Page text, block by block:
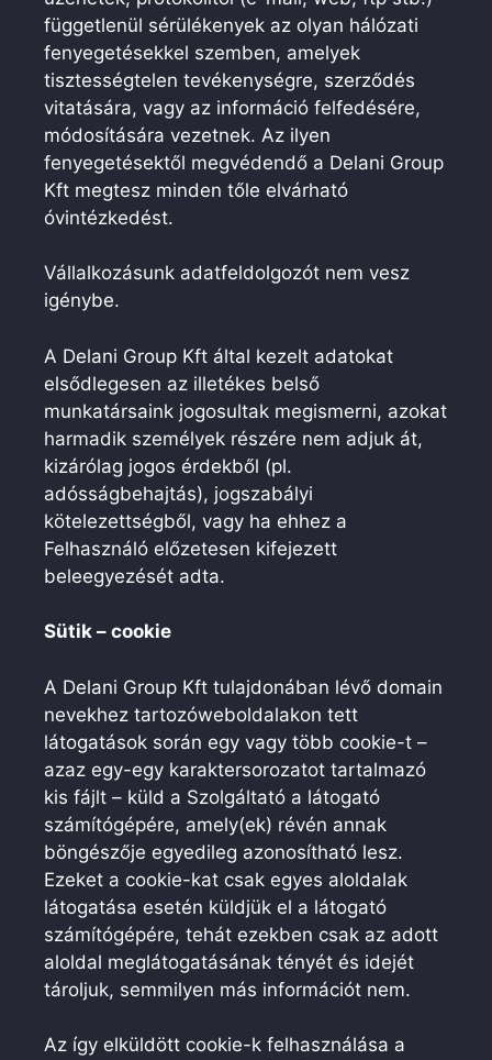
függetlenül sérülékenyek az olyan hálózati
fenyegetésekkel szemben, amelyek
tisztességtelen tevékenységre, szerződés
vitatására, vagy az információ felfedésére,
módosítására vezetnek. Az ilyen
fenyegetésektől megvédendő a Delani Group
Kft megtesz minden tőle elvárható
óvintézkedést.
Vállalkozásunk adatfeldolgozót nem vesz
igénybe.
A Delani Group Kft által kezelt adatokat
elsődlegesen az illetékes belső
munkatársaink jogosultak megismerni, azokat
harmadik személyek részére nem adjuk át,
kizárólag jogos érdekből (pl.
adósságbehajtás), jogszabályi
kötelezettségből, vagy ha ehhez a
Felhasználó előzetesen kifejezett
beleegyezését adta.
Sütik – cookie
A Delani Group Kft tulajdonában lévő domain
nevekhez tartozóweboldalakon tett
látogatások során egy vagy több cookie-t –
azaz egy-egy karaktersorozatot tartalmazó
kis fájlt – küld a Szolgáltató a látogató
számítógépére, amely(ek) révén annak
böngészője egyedileg azonosítható lesz.
Ezeket a cookie-kat csak egyes aloldalak
látogatása esetén küldjük el a látogató
számítógépére, tehát ezekben csak az adott
aloldal meglátogatásának tényét és idejét
tároljuk, semmilyen más információt nem.
Az így elküldött cookie-k felhasználása a